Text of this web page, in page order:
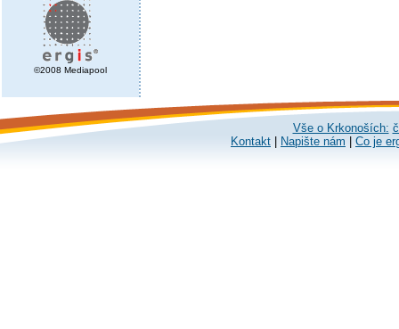
©2008 Mediapool
Vše o Krkonoších:
Kontakt
Napište nám Co je